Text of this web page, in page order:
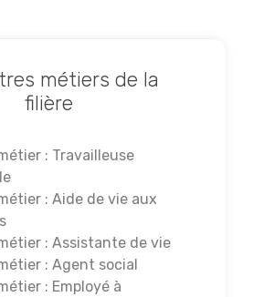
métiers de la
filière
: Travailleuse
: Aide de vie aux
: Assistante de vie
: Agent social
: Employé à